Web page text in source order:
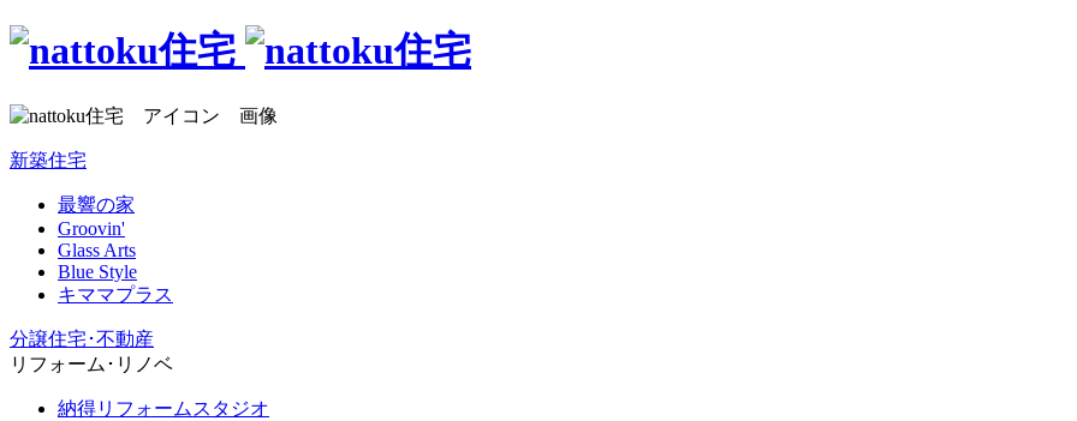
新築住宅
最響の家
Groovin'
Glass Arts
Blue Style
キママプラス
分譲住宅･不動産
リフォーム･リノベ
納得リフォームスタジオ